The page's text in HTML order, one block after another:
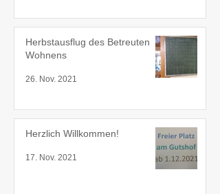
Herbstausflug des Betreuten
Wohnens
26. Nov. 2021
Herzlich Willkommen!
17. Nov. 2021